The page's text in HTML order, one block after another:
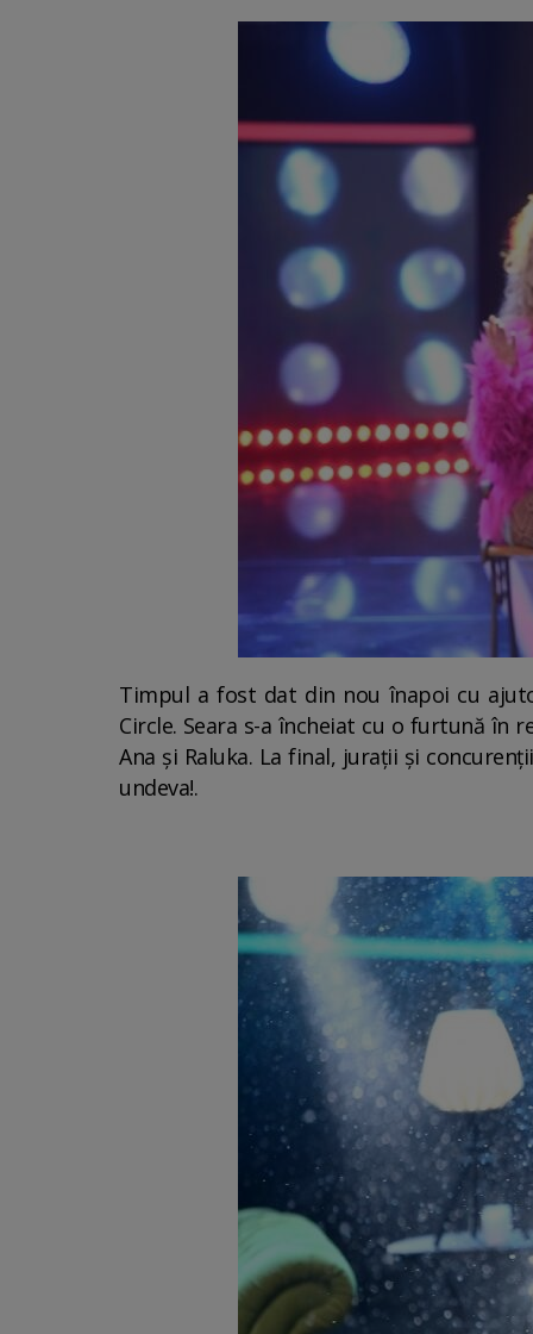
Timpul a fost dat din nou înapoi cu
Circle. Seara s-a încheiat cu o furtună în
Ana şi Raluka. La final, juraţii şi
undeva!.